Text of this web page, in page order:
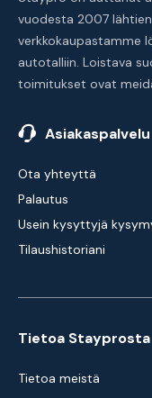
vuodesta 2007
verkkokaupastamme
autotalliin. Loistava
toimitukset ovat
Asiakaspalvelu
Ota yhteyttä
Palautus
Usein kysyttyjä
Tilaushistoriani
Tietoa Stayprosta
Tietoa meistä